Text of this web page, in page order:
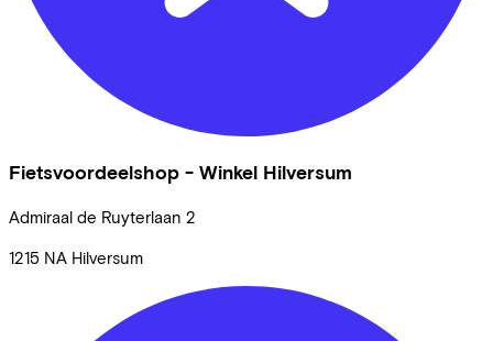
Fietsvoordeelshop - Winkel Hilversum
Admiraal de Ruyterlaan 2
1215 NA Hilversum